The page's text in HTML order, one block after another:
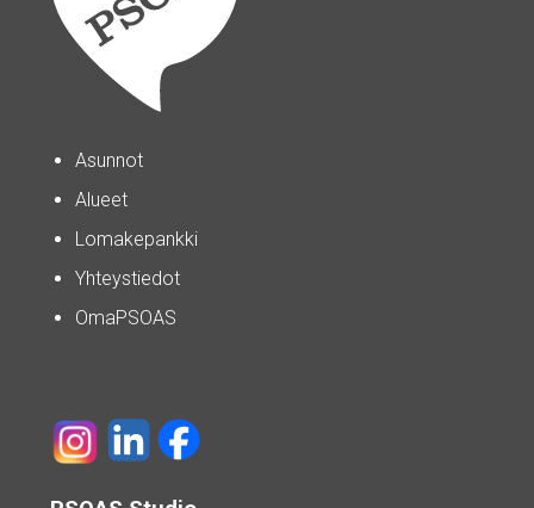
Asunnot
Alueet
Lomakepankki
Yhteystiedot
OmaPSOAS